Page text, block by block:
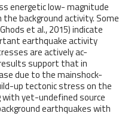
energetic low- magnitude
background activity. Some
et al., 2015) indicate
earthquake activity
are actively ac-
support that in
due to the mainshock-
up tectonic stress on the
with yet-undefined source
earthquakes with